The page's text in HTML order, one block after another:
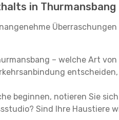
in Thurmansbang
– welche Art
beginnen, notieren Sie
Sind Ihre Haustiere